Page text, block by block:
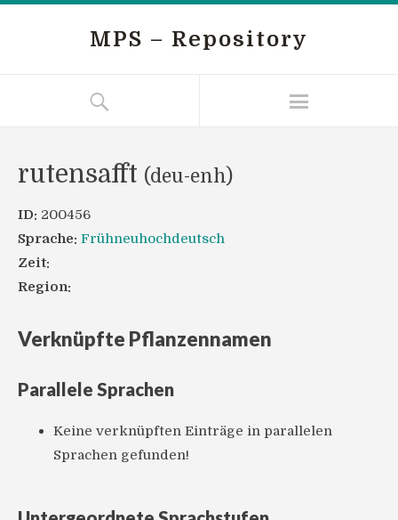
MPS – Repository
rutensafft (deu-enh)
ID: 200456
Sprache: Frühneuhochdeutsch
Zeit:
Region:
Verknüpfte Pflanzennamen
Parallele Sprachen
Keine verknüpften Einträge in parallelen
Sprachen gefunden!